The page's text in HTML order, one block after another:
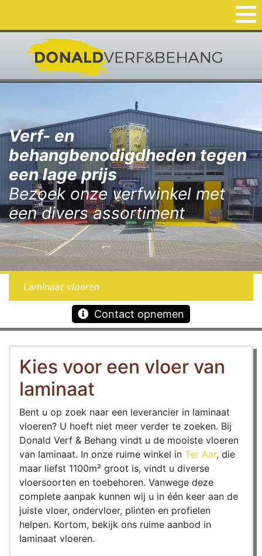
Verf- en
behangbenodigdheden tegen
een lage prijs
Bezoek onze verfwinkel met
een divers assortiment
Laminaat vloeren
Contact opnemen
Kies voor een vloer van
laminaat
Bent u op zoek naar een leverancier in laminaat
vloeren? U hoeft niet meer verder te zoeken. Bij
Donald Verf & Behang vindt u de mooiste vloeren
van laminaat. In onze ruime winkel in Ter Aar, die
maar liefst 1100m² groot is, vindt u diverse
vloersoorten en toebehoren. Vanwege deze
complete aanpak kunnen wij u in één keer aan de
juiste vloer, ondervloer, plinten en profielen
helpen. Kortom, bekijk ons ruime aanbod in
laminaat vloeren.